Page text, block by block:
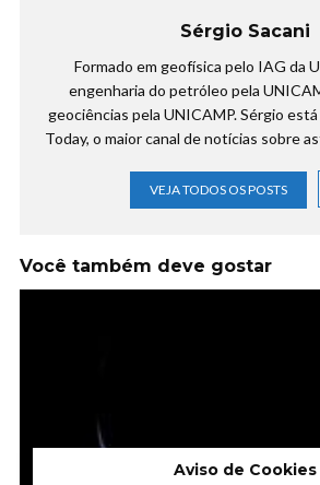
Sérgio Sacani
Formado em geofísica pelo IAG da
engenharia do petróleo pela
geociências pela UNICAMP. Sérgio
Today, o maior canal de notícias sobre
VEJA TODOS OS POSTS
Você também deve gostar
Aviso de Cookies